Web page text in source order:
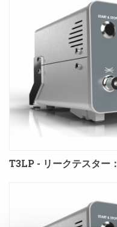
T3LP - リークテスター